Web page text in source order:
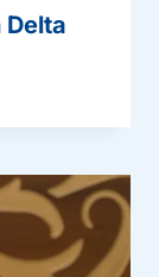
Delta